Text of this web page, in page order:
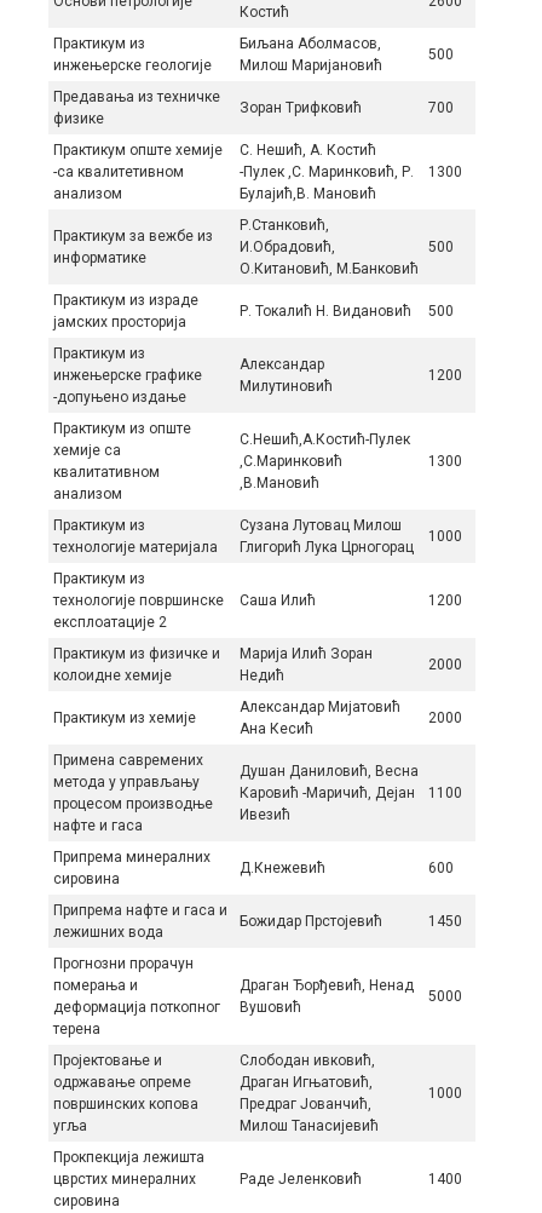
Костић
Прaктикум из
инжeњeрскe гeoлoгиje
Биљана Aбoлмaсoв,
Милош Маријановић
500
Прeдaвaњa из тeхничкe
физикe
Зoрaн Tрифкoвић 700
Практикум опште хемије
-са квалитетивном
анализом
С. Нешић, А. Костић
-Пулек ,С. Маринковић, Р.
Булајић,В. Мановић
1300
Практикум за вежбе из
информатике
Р.Станковић,
И.Обрадовић,
О.Китановић, М.Банковић
500
Практикум из израде
јамских просторија
Р. Токалић Н. Видановић 500
Практикум из
инжењерске графике
-допуњено издање
Александар
Милутиновић
1200
Практикум из опште
хемије са
квалитативном
анализом
С.Нешић,А.Костић-Пулек
,С.Маринковић
,В.Мановић
1300
Практикум из
технологије материјала
Сузана Лутовац Милош
Глигорић Лука Црногорац
1000
Практикум из
технологије површинске
експлоатације 2
Саша Илић 1200
Практикум из физичке и
колоидне хемије
Марија Илић Зоран
Недић
2000
Практикум из хемије
Александар Мијатовић
Ана Кесић
2000
Примена савремених
метода у управљању
процесом производње
нафте и гаса
Душан Даниловић, Весна
Каровић -Маричић, Дејан
Ивезић
1100
Припрема минералних
сировина
Д.Кнежевић 600
Припрема нафте и гаса и
лежишних вода
Божидар Прстојевић 1450
Прогнозни прорачун
померања и
деформација поткопног
терена
Драган Ђорђевић, Ненад
Вушовић
5000
Пројектовање и
одржавање опреме
површинских копова
угља
Слободан ивковић,
Драган Игњатовић,
Предраг Јованчић,
Милош Танасијевић
1000
Прокпекција лежишта
цврстих минералних
сировина
Раде Јеленковић 1400